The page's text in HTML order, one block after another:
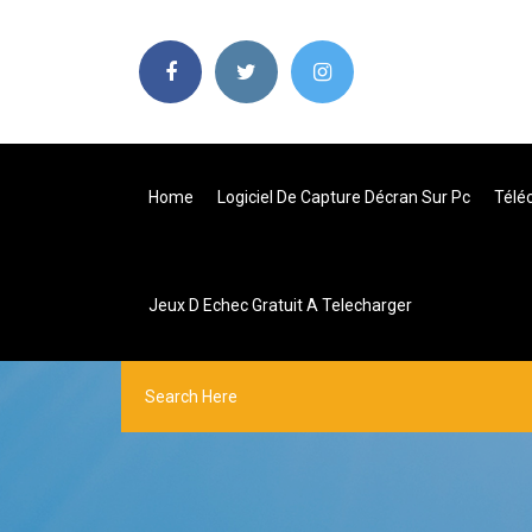
Home Logiciel De Capture Décran Sur Pc
Jeux D Echec Gratuit A Telecharger